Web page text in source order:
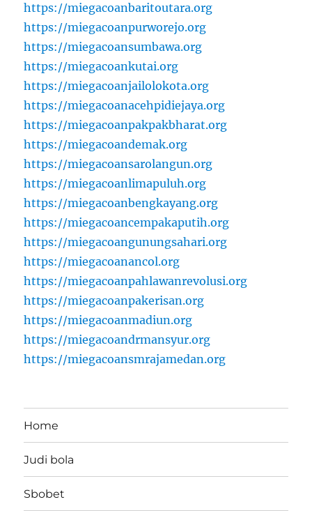
https://miegacoanbaritoutara.org
https://miegacoanpurworejo.org
https://miegacoansumbawa.org
https://miegacoankutai.org
https://miegacoanjailolokota.org
https://miegacoanacehpidiejaya.org
https://miegacoanpakpakbharat.org
https://miegacoandemak.org
https://miegacoansarolangun.org
https://miegacoanlimapuluh.org
https://miegacoanbengkayang.org
https://miegacoancempakaputih.org
https://miegacoangunungsahari.org
https://miegacoanancol.org
https://miegacoanpahlawanrevolusi.org
https://miegacoanpakerisan.org
https://miegacoanmadiun.org
https://miegacoandrmansyur.org
https://miegacoansmrajamedan.org
Home
Judi bola
Sbobet